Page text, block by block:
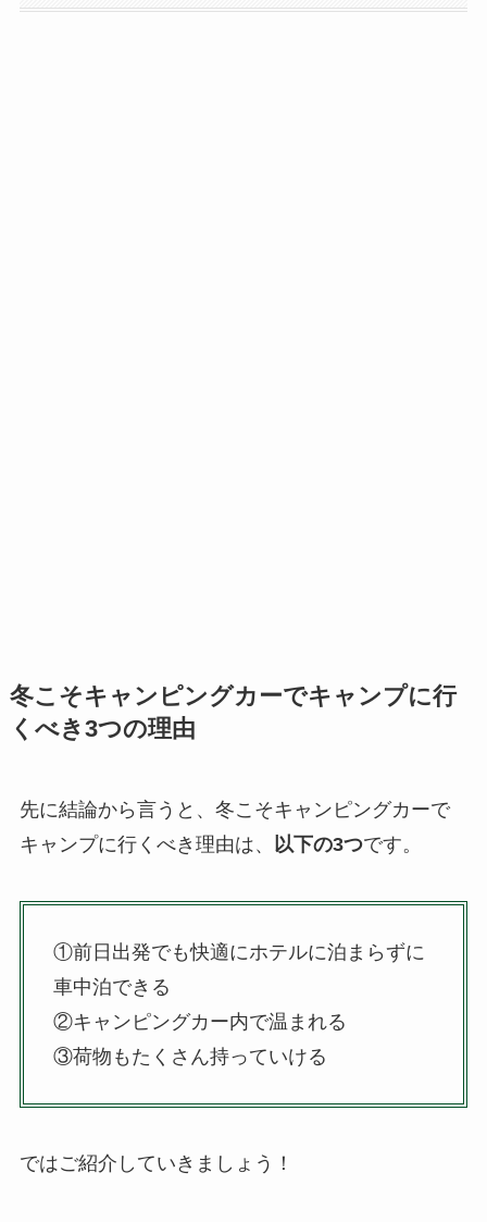
冬こそキャンピングカーでキャンプに行
くべき3つの理由
先に結論から言うと、冬こそキャンピングカーで
キャンプに行くべき理由は、
以下の3つです。
①前日出発でも快適にホテルに泊まらずに
車中泊できる
②キャンピングカー内で温まれる
③荷物もたくさん持っていける
ではご紹介していきましょう！